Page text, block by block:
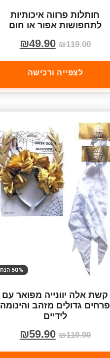
חותלות פרווה איכותיות
לתחפושות אפור או חום
₪119.00
₪49.90
לצפייה ורכישה
50% הנחה
קשת אלה יוונייה מפואר עם
פרחים גדולים מזהב והינומה
לידיים
₪119.90
₪59.90